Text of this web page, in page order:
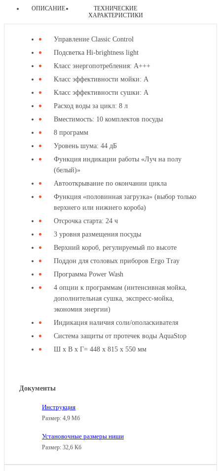
ОПИСАНИЕ
ТЕХНИЧЕСКИЕ
ХАРАКТЕРИСТИКИ
Управление Classic Control
Подсветка Hi-brightness light
Класс энергопотребления: A+++
Класс эффективности мойки: A
Класс эффективности сушки: А
Расход воды за цикл: 8 л
Вместимость: 10 комплектов посуды
8 программ
Уровень шума: 44 дБ
Функция индикации работы «Луч на полу
(белый)»
Автооткрывание по окончании цикла
Функция «половинная загрузка» (выбор только
верхнего или нижнего короба)
Отсрочка старта: 24 ч
3 уровня размещения посуды
Верхний короб, регулируемый по высоте
Поддон для столовых приборов Ergo Tray
Программа Power Wash
4 опции к программам (интенсивная мойка,
дополнительная сушка, экспресс-мойка,
экономия энергии)
Индикация наличия соли/ополаскивателя
Система защиты от протечек воды AquaStop
Ш х В х Г= 448 х 815 х 550 мм
Документы
Инструкция
Размер: 4,9 Мб
Установочные размеры ниши
Размер: 32,6 Кб
категории
ПОСУДОМОЕЧНАЯ
GRAUDE
ПОСУДОМОЕЧНАЯ
МАШИНА
ПОСУДОМОЕЧНАЯ